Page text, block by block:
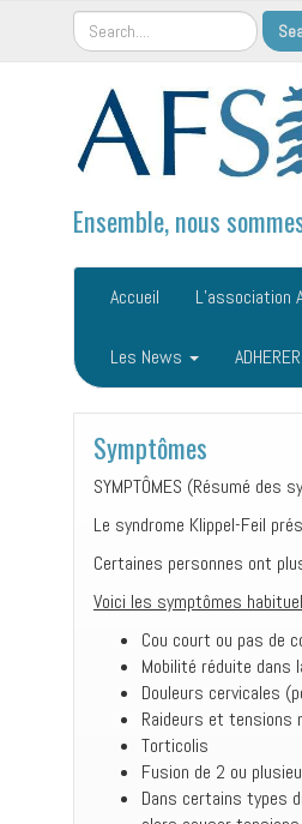
Ensemble, nous
Accueil L’association
Les News
Symptômes
SYMPTÔMES (Résumé des
Le syndrome Klippel-Feil
Certaines personnes ont
Voici les symptômes
Cou court ou pas de
Mobilité réduite dans
Douleurs cervicales
Raideurs et tensions
Torticolis
Fusion de 2 ou
Dans certains types